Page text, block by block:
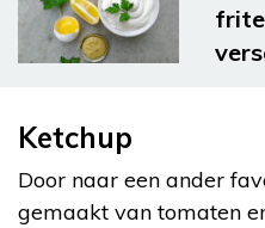
Ketchup
Door naar een ander
gemaakt van tomaten